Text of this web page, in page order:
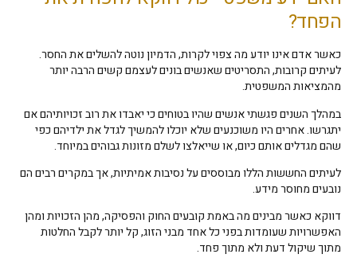
הפחד?
כאשר אדם אינו יודע מה צפוי לקרות, הדמיון נוטה להשלים את החסר.
לעיתים קרובות, התסריטים שאנשים בונים לעצמם קשים הרבה יותר
מהמציאות המשפטית.
במהלך השנים פגשתי אנשים שהיו בטוחים כי יאבדו את רוב זכויותיהם אם
יתגרשו. אחרים היו משוכנעים שלא יוכלו להמשיך לגדל את ילדיהם כפי
שהם מגדלים אותם כיום, או שייאלצו לשלם מזונות גבוהים במיוחד.
לעיתים החששות הללו מבוססים על נסיבות אמיתיות, אך במקרים רבים הם
נובעים מחוסר מידע.
דווקא כאשר מבינים מה באמת קובעים החוק והפסיקה, מהן הזכויות ומהן
האפשרויות שעומדות בפני כל אחד מבני הזוג, קל יותר לקבל החלטות
מתוך שיקול דעת ולא מתוך פחד.